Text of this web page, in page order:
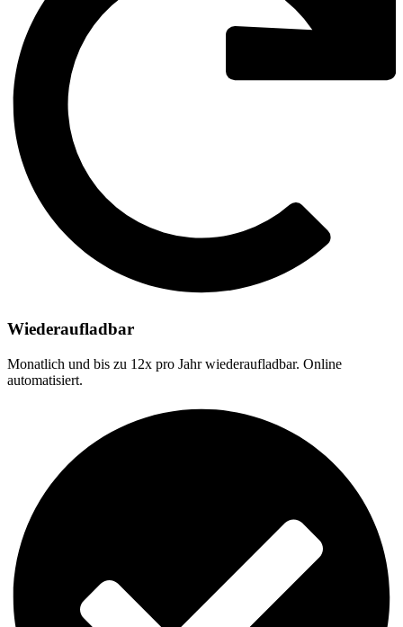
Wiederaufladbar
Monatlich und bis zu 12x pro Jahrwiederaufladbar. Online
automatisiert.